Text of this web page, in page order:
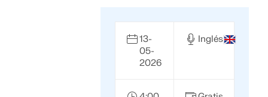
13-
05-
2026
Inglés